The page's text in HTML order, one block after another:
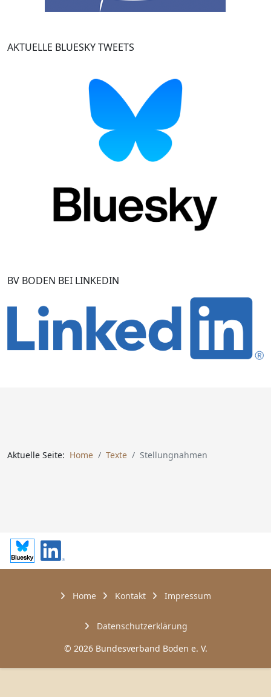
AKTUELLE BLUESKY TWEETS
BV BODEN BEI LINKEDIN
Aktuelle Seite: Home Texte Stellungnahmen
Home Kontakt Impressum
Datenschutzerklärung
© 2026 Bundesverband Boden e. V.